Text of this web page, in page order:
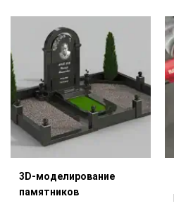
3D-моделирование
памятников